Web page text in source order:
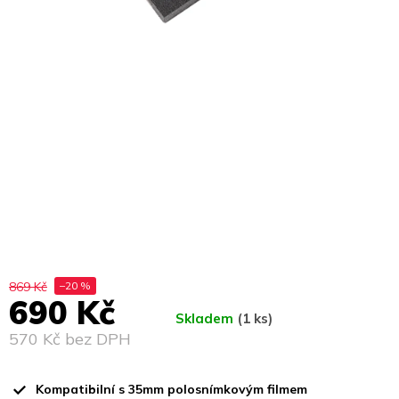
869 Kč –20 %
690 Kč
570 Kč bez DPH
cena:
Skladem (1 ks)
Kompatibilní s 35mm polosnímkovým filmem